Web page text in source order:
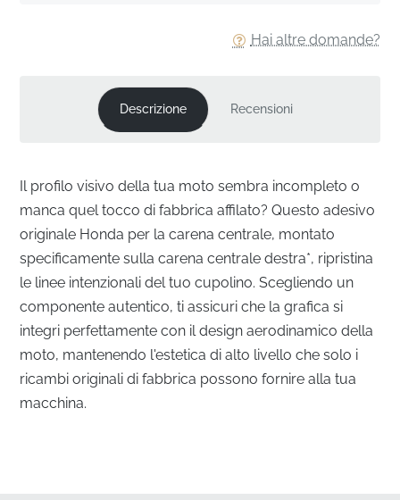
Hai altre domande?
Descrizione Recensioni
Il profilo visivo della tua moto sembra incompleto o
manca quel tocco di fabbrica affilato? Questo adesivo
originale Honda per la carena centrale, montato
specificamente sulla carena centrale destra*, ripristina
le linee intenzionali del tuo cupolino. Scegliendo un
componente autentico, ti assicuri che la grafica si
integri perfettamente con il design aerodinamico della
moto, mantenendo l'estetica di alto livello che solo i
ricambi originali di fabbrica possono fornire alla tua
macchina.